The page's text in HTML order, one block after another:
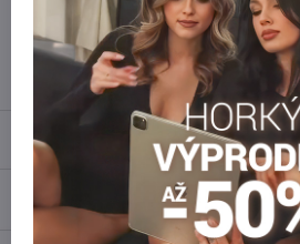
Kontaktujte nás na mail, zboží pro Vás
info​@everlady​.eu
Popis
Recenze